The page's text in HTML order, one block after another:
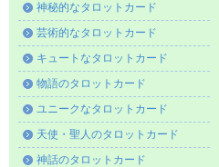
神秘的なタロットカード
芸術的なタロットカード
キュートなタロットカード
物語のタロットカード
ユニークなタロットカード
天使・聖人のタロットカード
神話のタロットカード